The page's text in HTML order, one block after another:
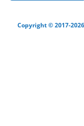
Copyright © 2017-